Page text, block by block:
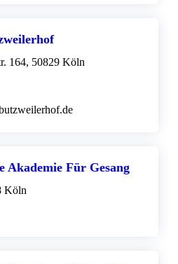
164, 50829 Köln
Akademie Für Gesang
Köln